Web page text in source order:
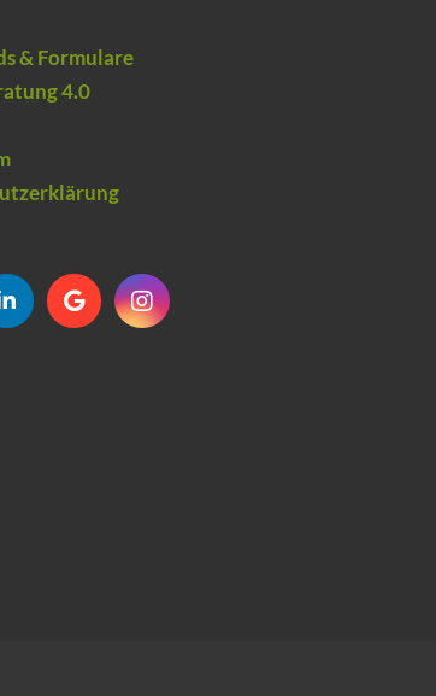
& Formulare
4.0